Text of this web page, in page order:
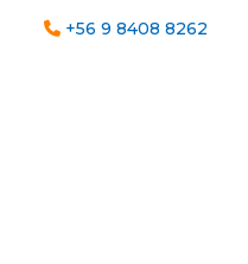
+56 9 8408 8262